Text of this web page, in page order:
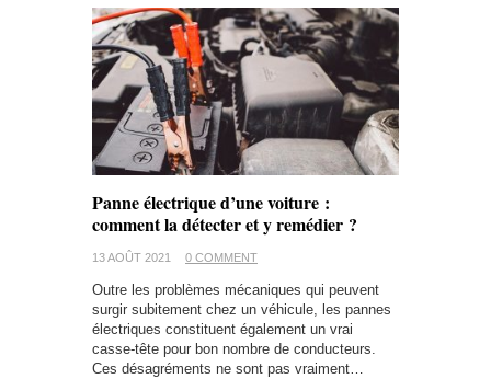
Panne électrique d’une voiture :
comment la détecter et y remédier ?
13 AOÛT 2021 0 COMMENT
Outre les problèmes mécaniques qui peuvent
surgir subitement chez un véhicule, les pannes
électriques constituent également un vrai
casse-tête pour bon nombre de conducteurs.
Ces désagréments ne sont pas vraiment…